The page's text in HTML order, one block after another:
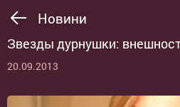
Новини
Звезды дурнушки:
20.09.2013